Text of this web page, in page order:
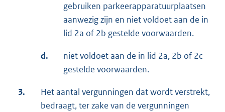
gebruiken parkeerapparatuurplaatsen
aanwezig zijn en niet voldoet aan de in
lid 2a of 2b gestelde voorwaarden.
d.
niet voldoet aan de in lid 2a, 2b of 2c
gestelde voorwaarden.
3.
Het aantal vergunningen dat wordt verstrekt,
bedraagt, ter zake van de vergunningen